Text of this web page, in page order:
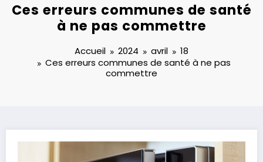
Ces erreurs communes de santé
à ne pas commettre
Accueil 2024 avril
18
Ces erreurs communes de santé à ne pas
commettre